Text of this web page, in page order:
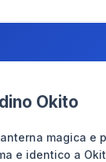
Okito
magica e
e identico a